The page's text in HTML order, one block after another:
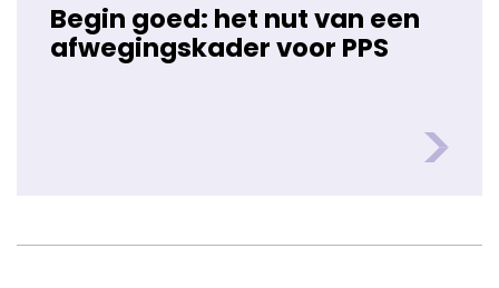
Begin goed: het nut van een
afwegingskader voor PPS